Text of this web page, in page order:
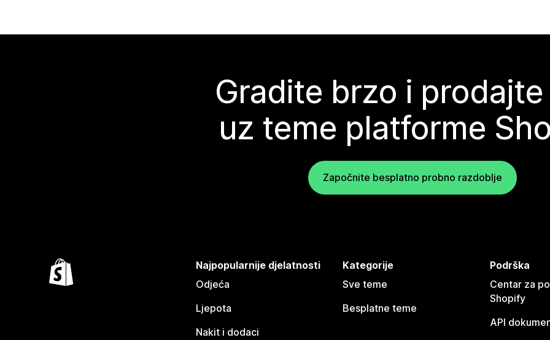
Gradite brzo i
uz teme platforme
Započnite besplatno probno razdoblje
Najpopularnije djelatnosti
Odjeća
Ljepota
Nakit i dodaci
Kategorije
Sve teme
Besplatne teme
Podrška
Centar za
Shopify
API